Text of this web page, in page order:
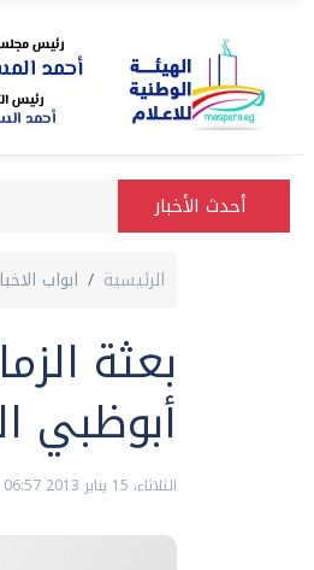
أحدث الأخبار
الرئيسية ابواب
بعثة
أبوظبي
الثلاثاء، 15 يناير 2013 06:57 ص